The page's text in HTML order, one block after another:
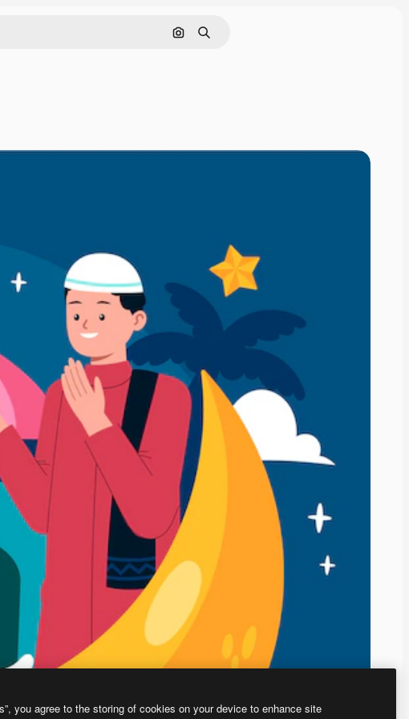
画像で検索
検索
you agree to the storing of cookies on your device to enhance site